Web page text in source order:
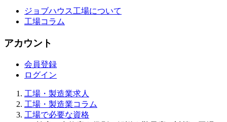
ジョブハウス工場について
工場コラム
アカウント
会員登録
ログイン
工場・製造業求人
工場・製造業コラム
工場で必要な資格